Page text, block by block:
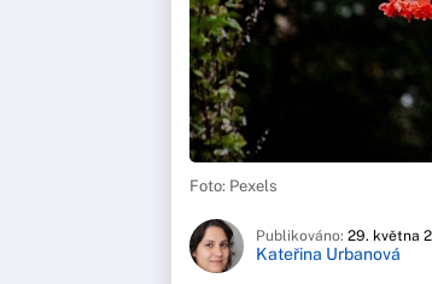
Foto: Pexels
Publikováno: 29. května
Kateřina Urbanová